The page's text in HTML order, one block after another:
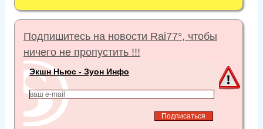
Подпишитесь на новости Rai77°, чтобы
ничего не пропустить !!!
Экшн Ньюс - Зуон Инфо